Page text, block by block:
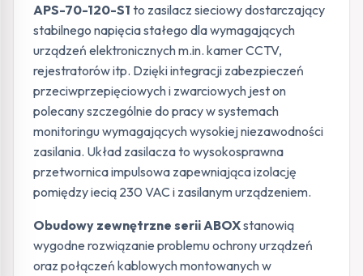
APS-70-120-S1 to zasilacz sieciowy dostarczający
stabilnego napięcia stałego dla wymagających
urządzeń elektronicznych m.in. kamer CCTV,
rejestratorów itp. Dzięki integracji zabezpieczeń
przeciwprzepięciowych i zwarciowych jest on
polecany szczególnie do pracy w systemach
monitoringu wymagających wysokiej niezawodności
zasilania. Układ zasilacza to wysokosprawna
przetwornica impulsowa zapewniająca izolację
pomiędzy iecią 230 VAC i zasilanym urządzeniem.
Obudowy zewnętrzne serii ABOXstanowią
wygodne rozwiązanie problemu ochrony urządzeń
oraz połączeń kablowych montowanych w